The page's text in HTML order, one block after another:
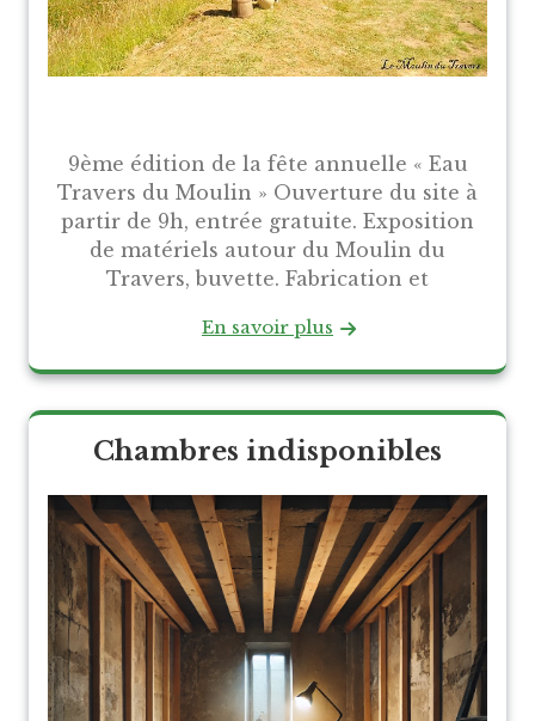
9ème édition de la fête annuelle « Eau
Travers du Moulin » Ouverture du site à
partir de 9h, entrée gratuite. Exposition
de matériels autour du Moulin du
Travers, buvette. Fabrication et
En savoir plus
Chambres indisponibles